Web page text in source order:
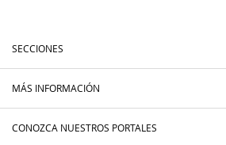
SECCIONES
MÁS INFORMACIÓN
CONOZCA NUESTROS PORTALES